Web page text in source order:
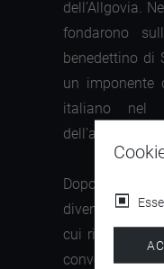
dell’Allgovia.
fondarono
benedettino di
un imponente
italiano nel
dell’architetto
Dopo la
diventava il
cui rivivono
convento che